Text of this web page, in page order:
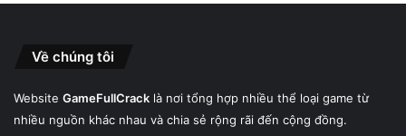
Về chúng tôi
Website GameFullCrack là nơi tổng hợp nhiều thể loại game từ
nhiều nguồn khác nhau và chia sẻ rộng rãi đến cộng đồng.